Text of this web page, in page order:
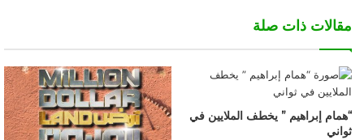
مقالات ذات صلة
“همام إبراهيم ” يخطف الملايين في
ثواني